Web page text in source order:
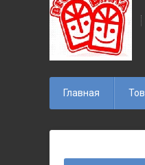
Главная